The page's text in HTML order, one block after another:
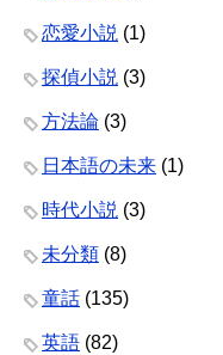
恋愛小説 (1)
探偵小説 (3)
方法論 (3)
日本語の未来 (1)
時代小説 (3)
未分類 (8)
童話 (135)
英語 (82)